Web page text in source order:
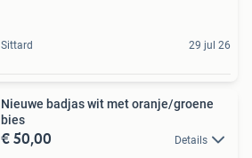
Sittard 29 jul 26
Nieuwe badjas wit met oranje/groene
bies
€ 50,00 Details